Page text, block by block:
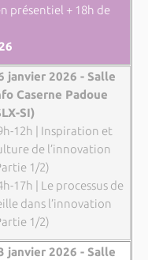
présentiel + 18h de
janvier 2026 - Salle
Caserne Padoue
SI)
12h | Inspiration et
de l’innovation
1/2)
17h | Le processus de
dans l’innovation
1/2)
janvier 2026 - Salle